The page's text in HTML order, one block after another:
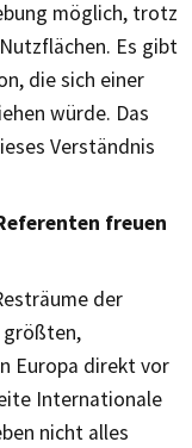
möglich, trotz
Es gibt
die sich einer
würde. Das
Verständnis
freuen
der
größten,
Europa direkt vor
Internationale
nicht alles